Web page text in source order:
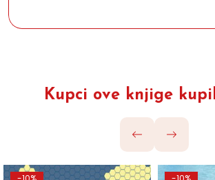
Kupci ove knjige